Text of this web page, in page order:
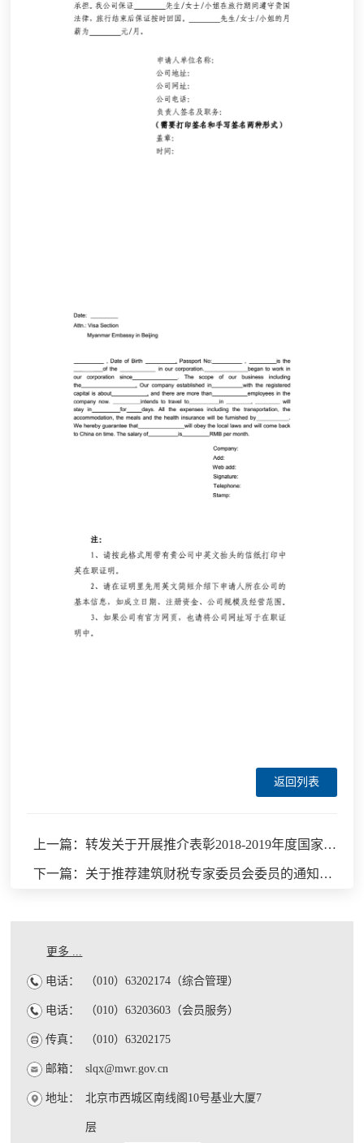
返回列表
上一篇：转发关于开展推介表彰2018-2019年度国家优质投资项目活动的通知
下一篇：关于推荐建筑财税专家委员会委员的通知（转发）
更多 ...
电话： （010）63202174（综合管理）
电话： （010）63203603（会员服务）
传真： （010）63202175
邮箱： slqx@mwr.gov.cn
地址： 北京市西城区南线阁10号基业大厦7
层